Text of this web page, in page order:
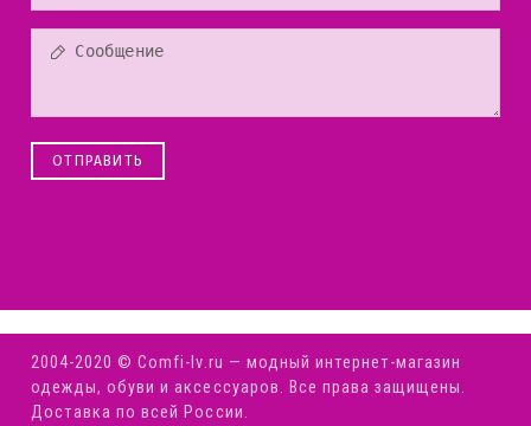
ОТПРАВИТЬ
2004-2020 © Comfi-Iv.ru — модный интернет-магазин
одежды, обуви и аксессуаров. Все права защищены.
Доставка по всей России.